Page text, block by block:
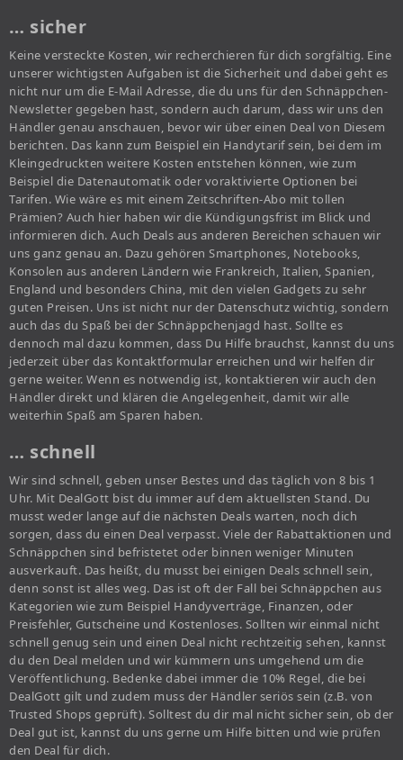
… sicher
Keine versteckte Kosten, wir recherchieren für dich sorgfältig. Eine
unserer wichtigsten Aufgaben ist die Sicherheit und dabei geht es
nicht nur um die E-Mail Adresse, die du uns für den Schnäppchen-
Newsletter gegeben hast, sondern auch darum, dass wir uns den
Händler genau anschauen, bevor wir über einen Deal von Diesem
berichten. Das kann zum Beispiel ein Handytarif sein, bei dem im
Kleingedruckten weitere Kosten entstehen können, wie zum
Beispiel die Datenautomatik oder voraktivierte Optionen bei
Tarifen. Wie wäre es mit einem Zeitschriften-Abo mit tollen
Prämien? Auch hier haben wir die Kündigungsfrist im Blick und
informieren dich. Auch Deals aus anderen Bereichen schauen wir
uns ganz genau an. Dazu gehören Smartphones, Notebooks,
Konsolen aus anderen Ländern wie Frankreich, Italien, Spanien,
England und besonders China, mit den vielen Gadgets zu sehr
guten Preisen. Uns ist nicht nur der Datenschutz wichtig, sondern
auch das du Spaß bei der Schnäppchenjagd hast. Sollte es
dennoch mal dazu kommen, dass Du Hilfe brauchst, kannst du uns
jederzeit über das Kontaktformular erreichen und wir helfen dir
gerne weiter. Wenn es notwendig ist, kontaktieren wir auch den
Händler direkt und klären die Angelegenheit, damit wir alle
weiterhin Spaß am Sparen haben.
… schnell
Wir sind schnell, geben unser Bestes und das täglich von 8 bis 1
Uhr. Mit DealGott bist du immer auf dem aktuellsten Stand. Du
musst weder lange auf die nächsten Deals warten, noch dich
sorgen, dass du einen Deal verpasst. Viele der Rabattaktionen und
Schnäppchen sind befristetet oder binnen weniger Minuten
ausverkauft. Das heißt, du musst bei einigen Deals schnell sein,
denn sonst ist alles weg. Das ist oft der Fall bei Schnäppchen aus
Kategorien wie zum Beispiel Handyverträge, Finanzen, oder
Preisfehler, Gutscheine und Kostenloses. Sollten wir einmal nicht
schnell genug sein und einen Deal nicht rechtzeitig sehen, kannst
du den Deal melden und wir kümmern uns umgehend um die
Veröffentlichung. Bedenke dabei immer die 10% Regel, die bei
DealGott gilt und zudem muss der Händler seriös sein (z.B. von
Trusted Shops geprüft). Solltest du dir mal nicht sicher sein, ob der
Deal gut ist, kannst du uns gerne um Hilfe bitten und wie prüfen
den Deal für dich.